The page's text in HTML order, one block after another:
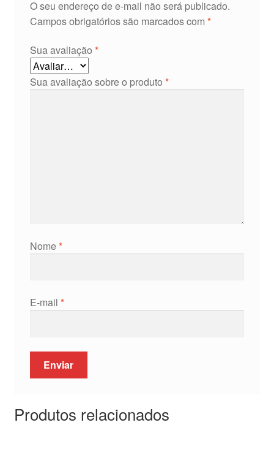
O seu endereço de e-mail não será publicado.
Campos obrigatórios são marcados com *
Sua avaliação *
Sua avaliação sobre o produto *
Nome*
E-mail *
Produtos relacionados